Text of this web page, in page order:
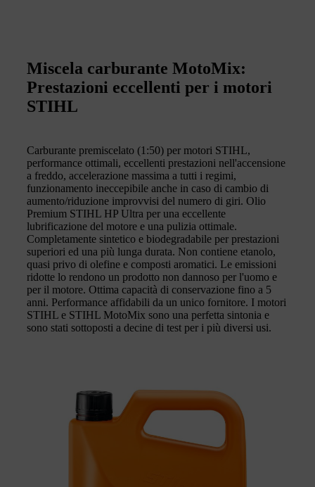
Miscela carburante MotoMix:
Prestazioni eccellenti per i motori
STIHL
Carburante premiscelato (1:50) per motori STIHL,
performance ottimali, eccellenti prestazioni nell'accensione
a freddo, accelerazione massima a tutti i regimi,
funzionamento ineccepibile anche in caso di cambio di
aumento/riduzione improvvisi del numero di giri. Olio
Premium STIHL HP Ultra per una eccellente
lubrificazione del motore e una pulizia ottimale.
Completamente sintetico e biodegradabile per prestazioni
superiori ed una più lunga durata. Non contiene etanolo,
quasi privo di olefine e composti aromatici. Le emissioni
ridotte lo rendono un prodotto non dannoso per l'uomo e
per il motore. Ottima capacità di conservazione fino a 5
anni. Performance affidabili da un unico fornitore. I motori
STIHL e STIHL MotoMix sono una perfetta sintonia e
sono stati sottoposti a decine di test per i più diversi usi.